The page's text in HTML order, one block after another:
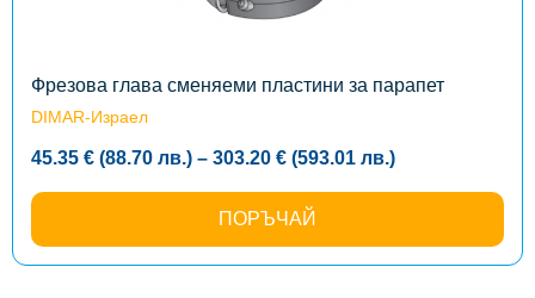
Фрезова глава сменяеми пластини за парапет
DIMAR-Израел
45.35 € (88.70 лв.) – 303.20 € (593.01 лв.)Price
45.35 €
through
303.20 €
ПОРЪЧАЙ
the
product
page